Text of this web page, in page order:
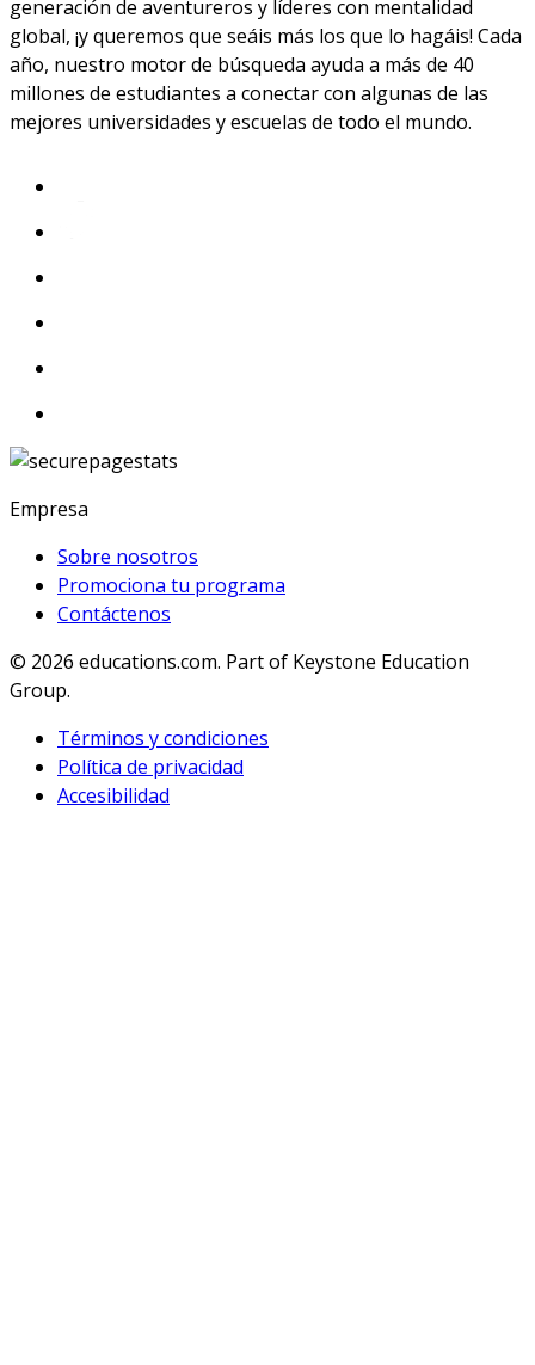
generación de aventureros y líderes con mentalidad
global, ¡y queremos que seáis más los que lo hagáis! Cada
año, nuestro motor de búsqueda ayuda a más de 40
millones de estudiantes a conectar con algunas de las
mejores universidades y escuelas de todo el mundo.
Empresa
Sobre nosotros
Promociona tu programa
Contáctenos
© 2026 educations.com. Part of Keystone Education
Group.
Términos y condiciones
Política de privacidad
Accesibilidad